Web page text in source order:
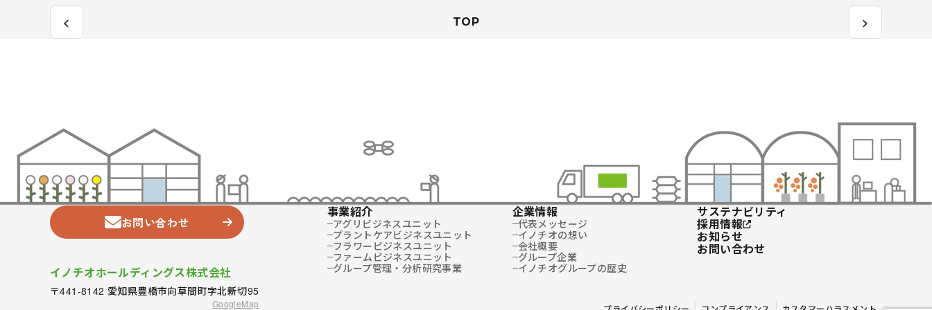
< TOP >
お問い合わせ
イノチオホールディングス株式会社
〒441-8142 愛知県豊橋市向草間町字北新切95
GoogleMap
事業紹介
アグリビジネスユニット
プラントケアビジネスユニット
フラワービジネスユニット
ファームビジネスユニット
グループ管理・分析研究事業
企業情報
代表メッセージ
イノチオの想い
会社概要
グループ企業
イノチオグループの歴史
サステナビリティ
採用情報
お知らせ
お問い合わせ